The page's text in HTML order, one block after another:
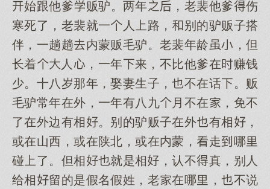
始跟他爹贩驴。两年，老裴他爹伤
寒死了，老裴就一人路，别的驴贩子搭
伴，一趟趟内蒙贩毛驴。老裴年龄虽，但
长着人，一年，不比他爹在赚钱
少。十八岁那年，娶妻生子，不在话。贩
毛驴常年在外，一年有八九月不在，免不
了在外边有相。别的驴贩子在外有相，
或在山西，或在陕北，或在内蒙，走哪
碰了。但相就是相，认不真，别人
给相留的是假名假姓，老在哪，不说